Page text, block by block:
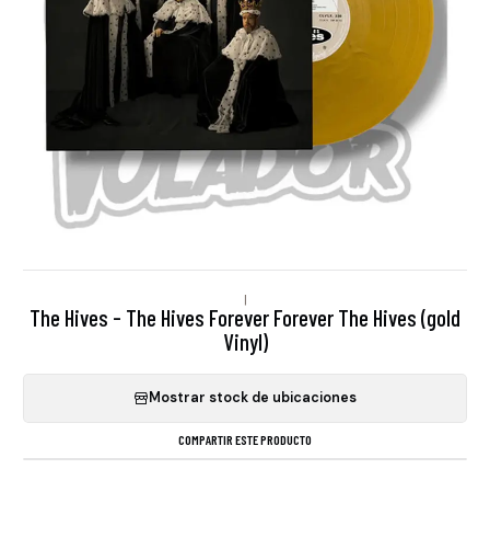
|
The Hives - The Hives Forever Forever The Hives (gold
Vinyl)
Mostrar stock de ubicaciones
COMPARTIR ESTE PRODUCTO